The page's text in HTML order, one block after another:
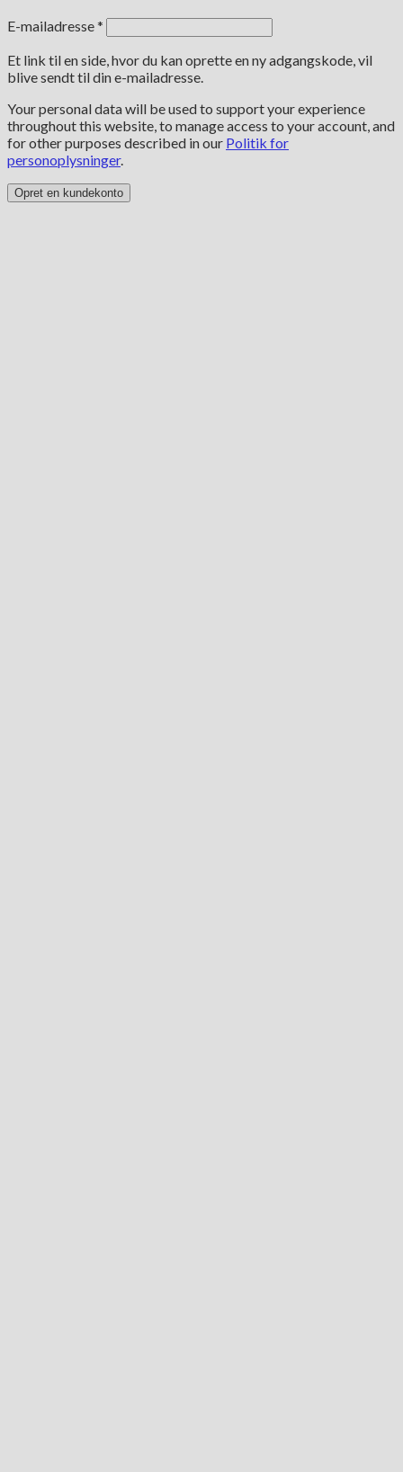
E-mailadresse*
Et link til en side, hvor du kan oprette en ny adgangskode, vil
blive sendt til din e-mailadresse.
Your personal data will be used to support your experience
throughout this website, to manage access to your account, and
for other purposes described in our Politik for
personoplysninger.
Opret en kundekonto